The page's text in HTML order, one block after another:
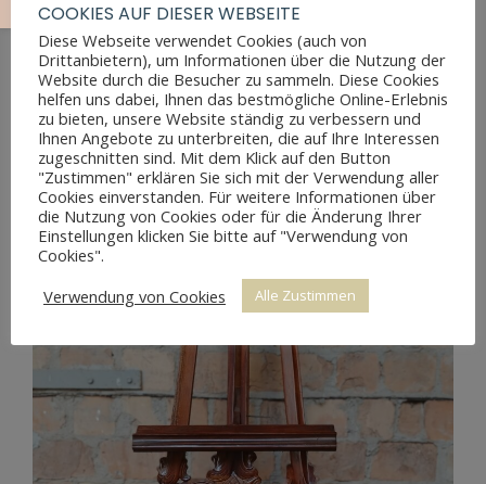
COOKIES AUF DIESER WEBSEITE
Diese Webseite verwendet Cookies (auch von
Drittanbietern), um Informationen über die Nutzung der
Website durch die Besucher zu sammeln. Diese Cookies
helfen uns dabei, Ihnen das bestmögliche Online-Erlebnis
zu bieten, unsere Website ständig zu verbessern und
Ihnen Angebote zu unterbreiten, die auf Ihre Interessen
zugeschnitten sind. Mit dem Klick auf den Button
"Zustimmen" erklären Sie sich mit der Verwendung aller
Cookies einverstanden. Für weitere Informationen über
die Nutzung von Cookies oder für die Änderung Ihrer
Einstellungen klicken Sie bitte auf "Verwendung von
Cookies".
Verwendung von Cookies
Alle Zustimmen